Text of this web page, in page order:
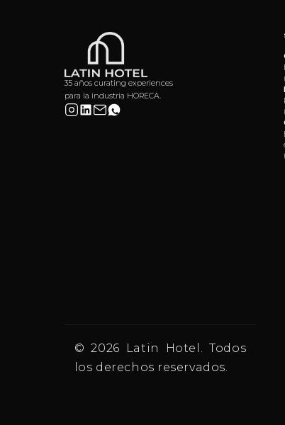
35 años curating experiences
para la industria HORECA.
© 2026 Latin Hotel. Todos
los derechos reservados.